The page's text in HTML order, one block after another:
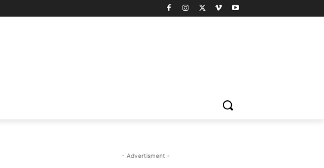
- Advertisment -